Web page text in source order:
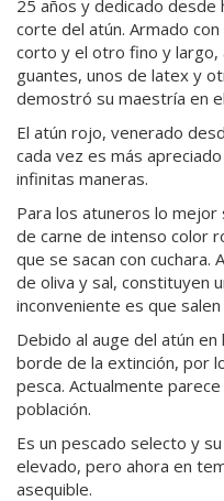
25 años y dedicado desde
corte del atún. Armado
corto y el otro fino y
guantes, unos de latex y
demostró su maestría en
El atún rojo, venerado
cada vez es más
infinitas maneras.
Para los atuneros lo
de carne de intenso color
que se sacan con cuchara.
de oliva y sal, constituyen
inconveniente es que
Debido al auge del atún
borde de la extinción, por
pesca. Actualmente
población.
Es un pescado selecto y
elevado, pero ahora en
asequible.